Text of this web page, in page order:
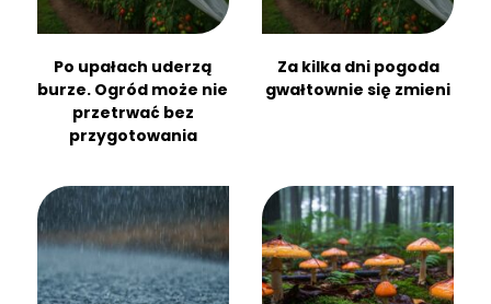
Po upałach uderzą
burze. Ogród może nie
przetrwać bez
przygotowania
Za kilka dni pogoda
gwałtownie się zmieni